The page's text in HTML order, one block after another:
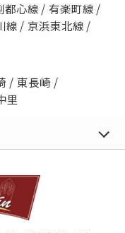
都心線 / 有楽町線 /
線 / 京浜東北線 /
/ 東長崎 /
里